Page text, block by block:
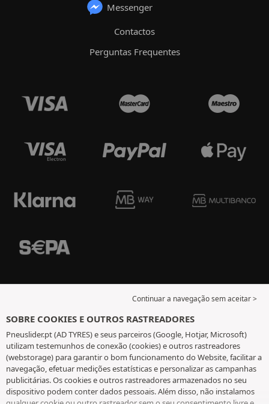
Messenger
Contactos
Perguntas Frequentes
Continuar a navegação sem aceitar >
SOBRE COOKIES E OUTROS RASTREADORES
Pneuslider.pt (AD TYRES) e seus parceiros (Google, Hotjar, Microsoft)
utilizam testemunhos de conexão (cookies) e outros rastreadores
(webstorage) para garantir o bom funcionamento do Website, facilitar a
navegação, efetuar medições estatísticas e personalizar as campanhas
publicitárias. Os cookies e outros rastreadores armazenados no seu
dispositivo podem conter dados pessoais. Além disso, não instalamos